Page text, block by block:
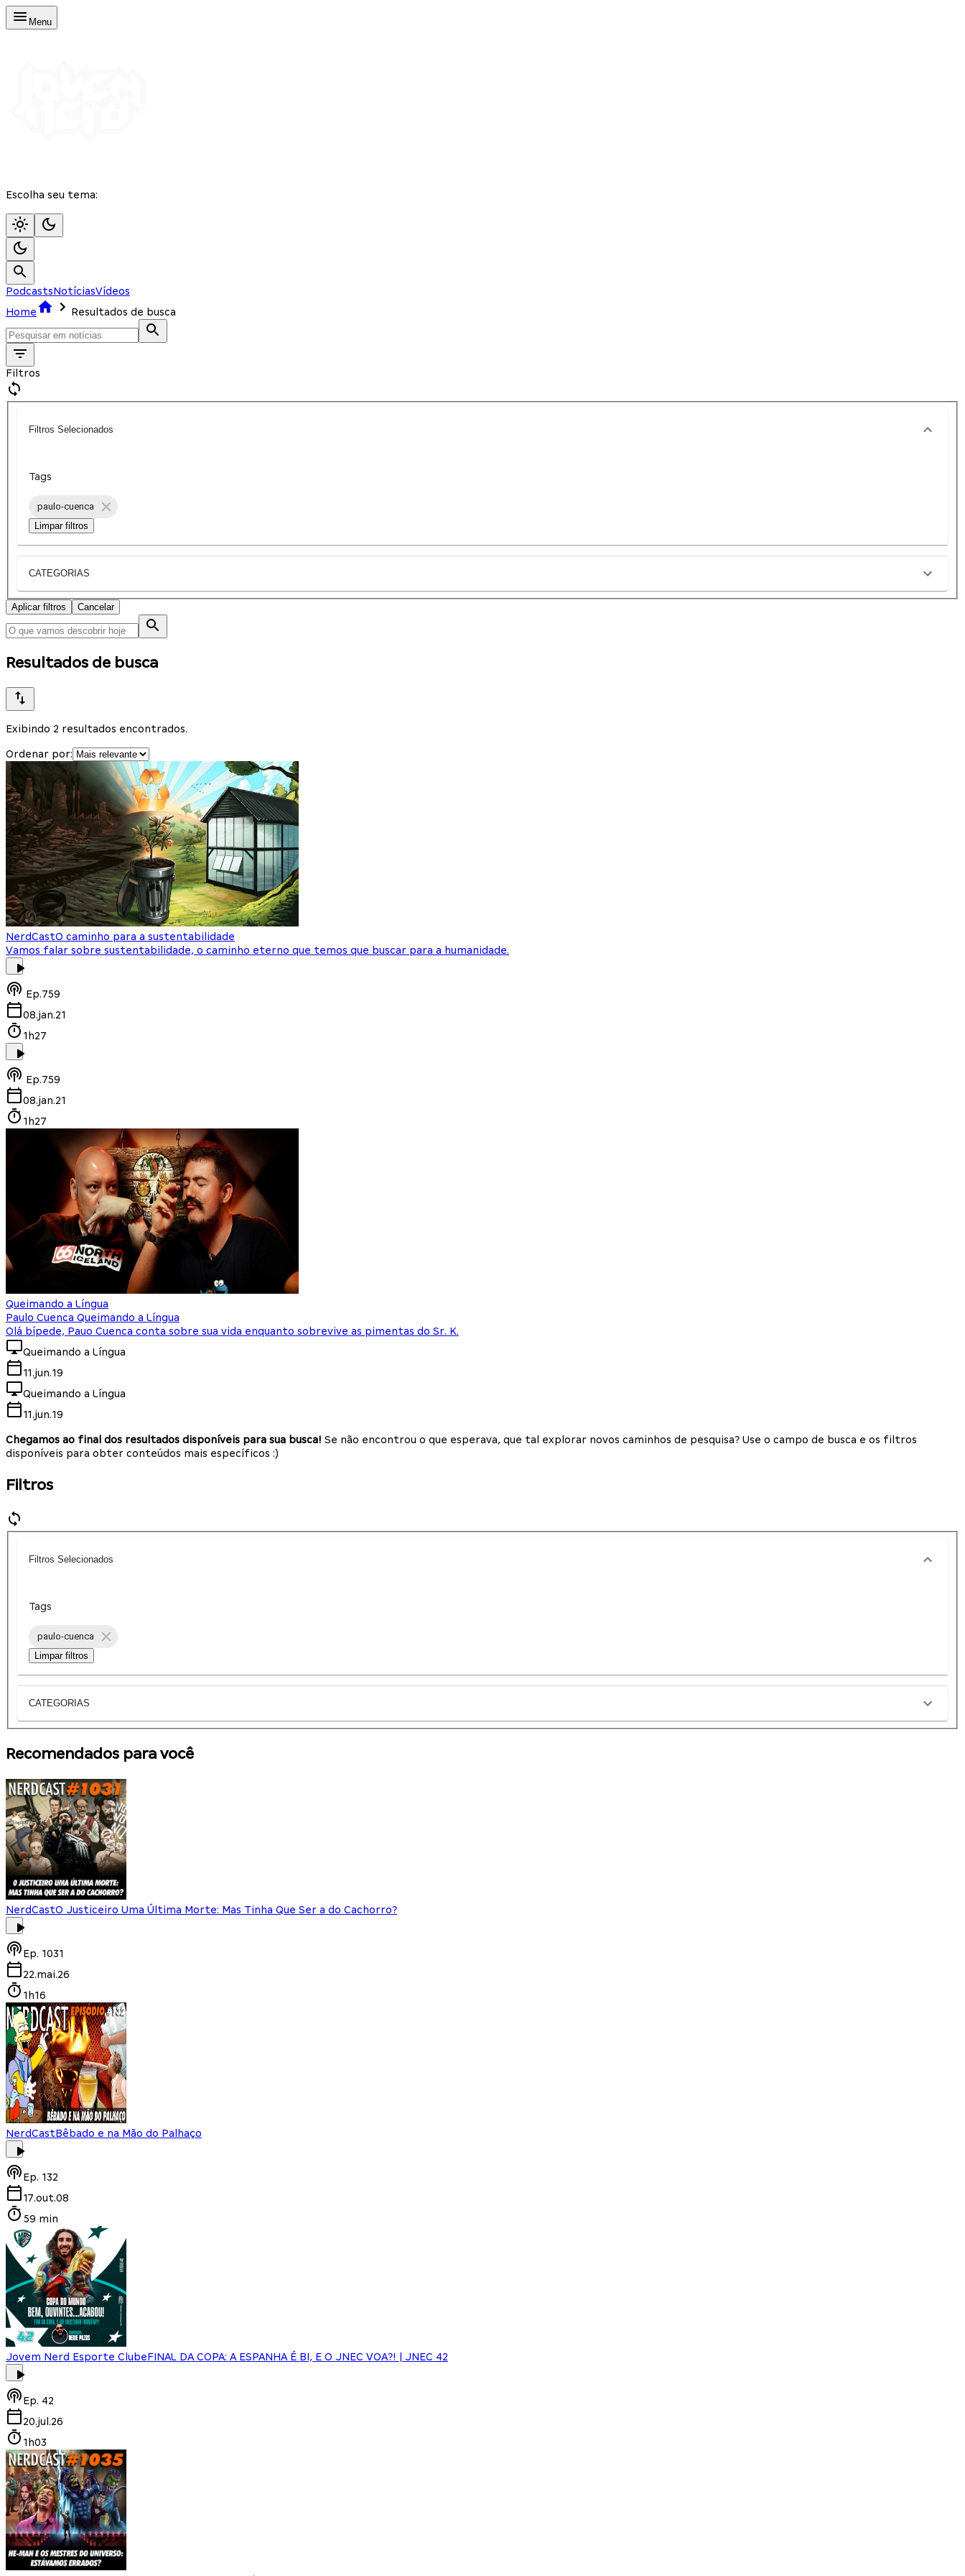
Menu
Escolha seu tema:
PodcastsNotíciasVídeos
Home
Resultados de busca
Filtros
Filtros Selecionados
Tags
paulo-cuenca
Limpar filtros
CATEGORIAS
Aplicar filtros Cancelar
Resultados de busca
Exibindo 2 resultados encontrados.
Ordenar por:
NerdCastO caminho para a sustentabilidade
Vamos falar sobre sustentabilidade, o caminho eterno que temos que buscar para a humanidade.
Ep.759
08.jan.21
1h27
Ep.759
08.jan.21
1h27
Queimando a Língua
Paulo Cuenca Queimando a Língua
Olá bípede, Pauo Cuenca conta sobre sua vida enquanto sobrevive as pimentas do Sr. K.
Queimando a Língua
11.jun.19
Queimando a Língua
11.jun.19
Chegamos ao final dos resultados disponíveis para sua busca! Se não encontrou o que esperava, que tal explorar novos caminhos de pesquisa? Use o campo de busca e os filtros
disponíveis para obter conteúdos mais específicos :)
Filtros
Filtros Selecionados
Tags
paulo-cuenca
Limpar filtros
CATEGORIAS
Recomendados para você
NerdCastO Justiceiro Uma Última Morte: Mas Tinha Que Ser a do Cachorro?
Ep. 1031
22.mai.26
1h16
NerdCastBêbado e na Mão do Palhaço
Ep. 132
17.out.08
59 min
Jovem Nerd Esporte ClubeFINAL DA COPA: A ESPANHA É BI, E O JNEC VOA?! | JNEC 42
Ep. 42
20.jul.26
1h03